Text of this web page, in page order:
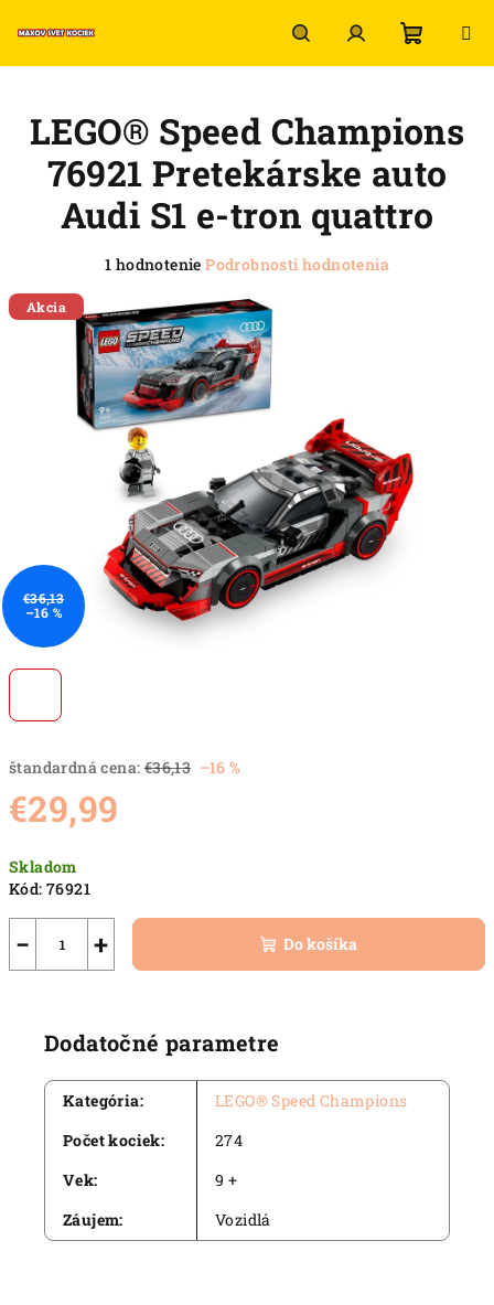
na
HľadaťPrihlásenie
košík
štandardná cena: €36,13 –16 %
€29,99
cena:
Skladom
Kód: 76921
+
− Do košíka
LEGO® Speed Champions
76921 Pretekárske auto
Audi S1 e-tron quattro
Priemerné
produktu
je
5,0
z
5
hviezdičiek.
1 hodnotenie Podrobnosti hodnotenia
Akcia
€36,13
–16 %
Dodatočné parametre
Kategória:
LEGO® Speed Champions
Počet kociek:
274
Vek:
9 +
Záujem: Vozidlá